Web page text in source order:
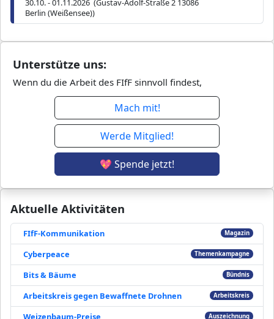
30.10. - 01.11.2026 (Gustav-Adolf-Straße 2 13086
Berlin (Weißensee))
Aktuelle Aktivitäten
FIfF-Kommunikation Magazin
Cyberpeace Themenkampagne
Bits & Bäume Bündnis
Arbeitskreis gegen Bewaffnete Drohnen Arbeitskreis
Weizenbaum-Preise Auszeichnung
Unterstütze uns:
Wenn du die Arbeit des FIfF sinnvoll findest,
Mach mit!
Werde Mitglied!
💖 Spende jetzt!